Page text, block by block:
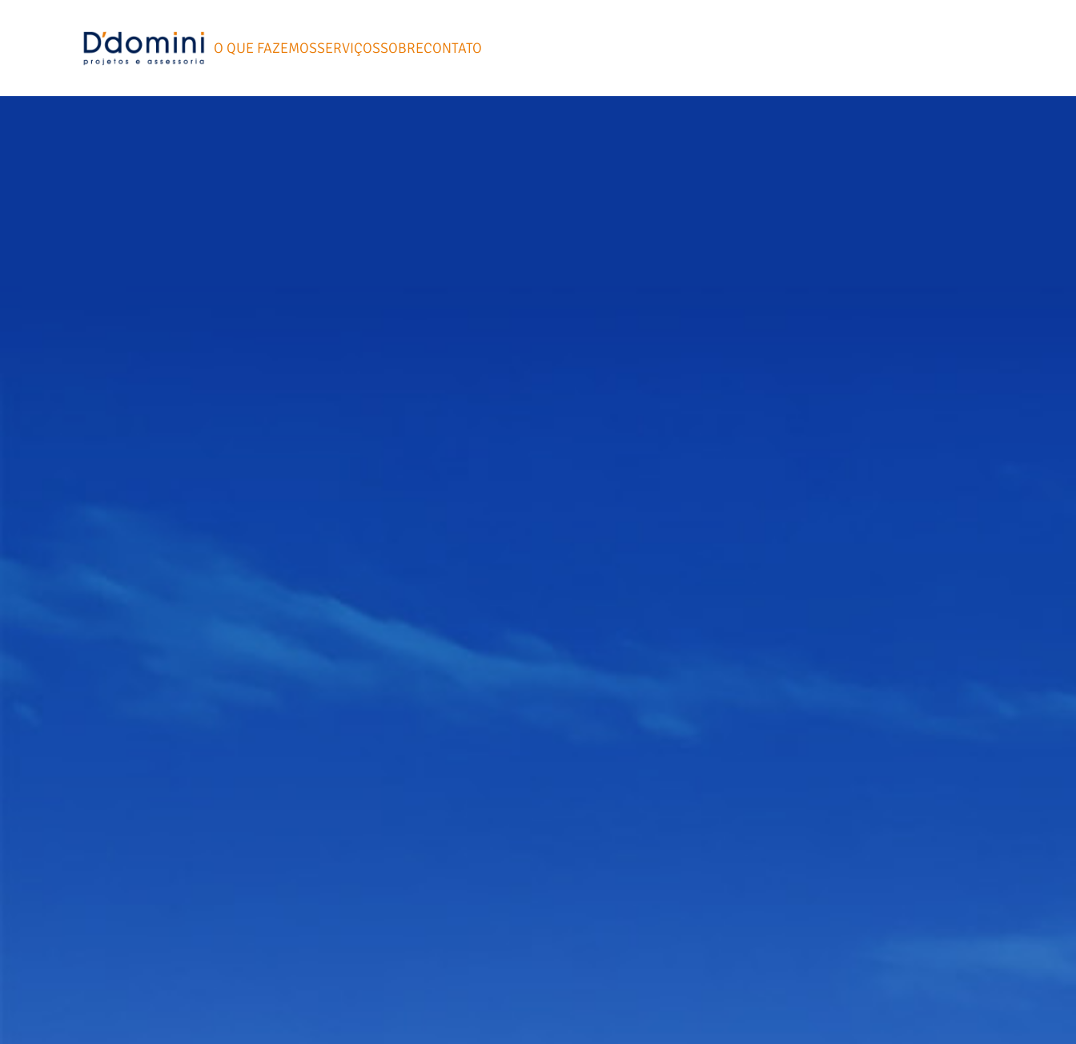
O QUE FAZEMOSSERVIÇOSSOBRECONTATO